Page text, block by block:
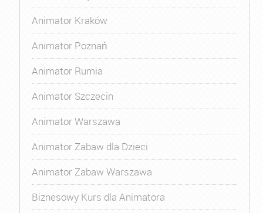
Animator Kraków
Animator Poznań
Animator Rumia
Animator Szczecin
Animator Warszawa
Animator Zabaw dla Dzieci
Animator Zabaw Warszawa
Biznesowy Kurs dla Animatora